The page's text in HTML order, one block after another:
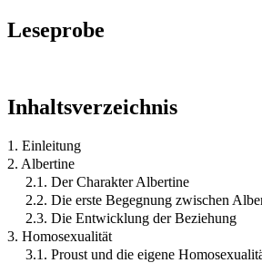
Leseprobe
Inhaltsverzeichnis
1. Einleitung
2. Albertine
2.1. Der Charakter Albertine
2.2. Die erste Begegnung zwischen
2.3. Die Entwicklung der Beziehung
3. Homosexualität
3.1. Proust und die eigene